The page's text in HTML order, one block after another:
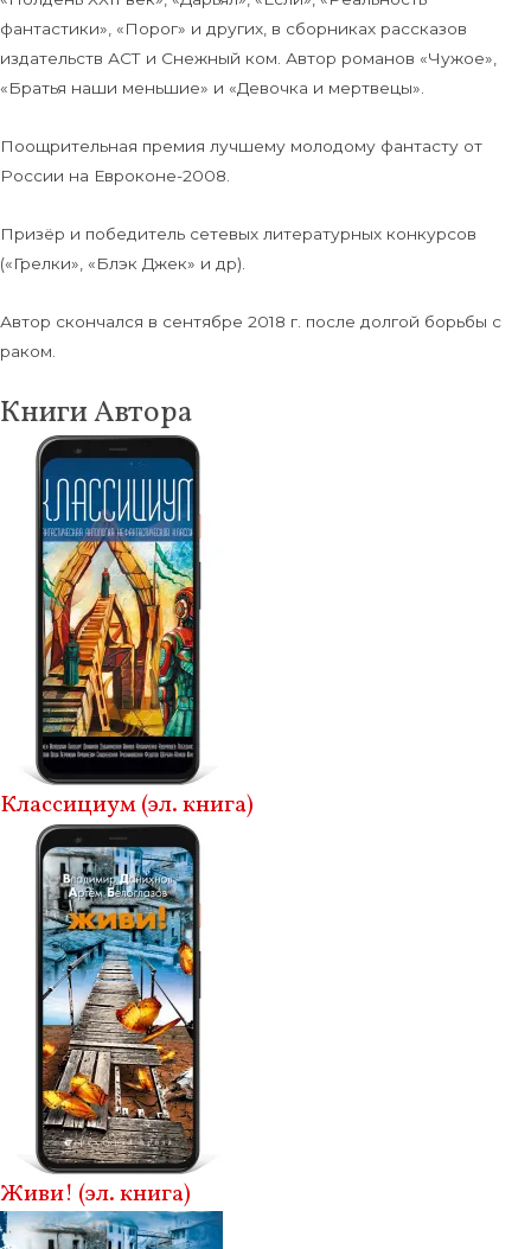
фантастики», «Порог» и других, в сборниках рассказов
издательств АСТ и Снежный ком. Автор романов «Чужое»,
«Братья наши меньшие» и «Девочка и мертвецы».
Поощрительная премия лучшему молодому фантасту от
России на Евроконе-2008.
Призёр и победитель сетевых литературных конкурсов
(«Грелки», «Блэк Джек» и др).
Автор скончался в сентябре 2018 г. после долгой борьбы с
раком.
Книги Автора
Классициум (эл. книга)
Живи! (эл. книга)